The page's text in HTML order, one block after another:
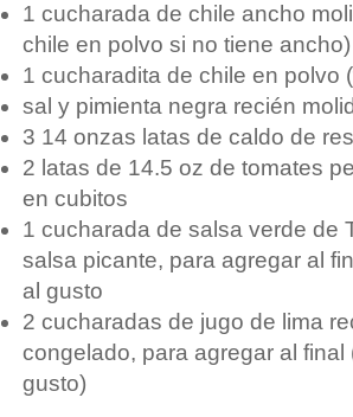
1 cucharada de chile ancho
chile en polvo si no tiene ancho)
1 cucharadita de chile en polvo
sal y pimienta negra recién
3 14 onzas latas de caldo de
2 latas de 14.5 oz de tomates
en cubitos
1 cucharada de salsa verde de
salsa picante, para agregar al
al gusto
2 cucharadas de jugo de lima
congelado, para agregar al final
gusto)